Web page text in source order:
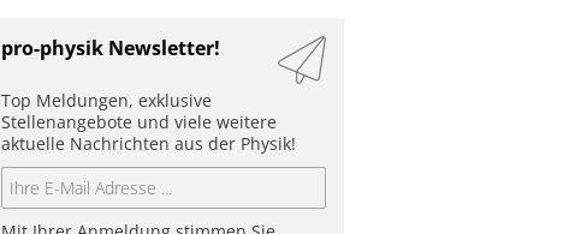
pro-physik Newsletter!
Top Meldungen, exklusive
Stellenangebote und viele weitere
aktuelle Nachrichten aus der Physik!